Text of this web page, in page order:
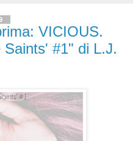
VICIOUS.
#1" di L.J.